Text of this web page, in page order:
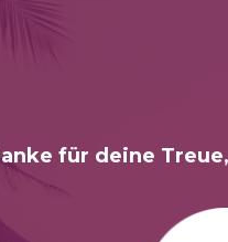
für deine